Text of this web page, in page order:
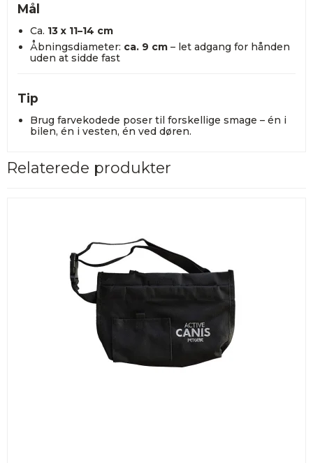
Mål
Ca. 13 x 11–14 cm
Åbningsdiameter: ca. 9 cm– let adgang for hånden
uden at sidde fast
Tip
Brug farvekodede poser til forskellige smage – én i
bilen, én i vesten, én ved døren.
Relaterede produkter